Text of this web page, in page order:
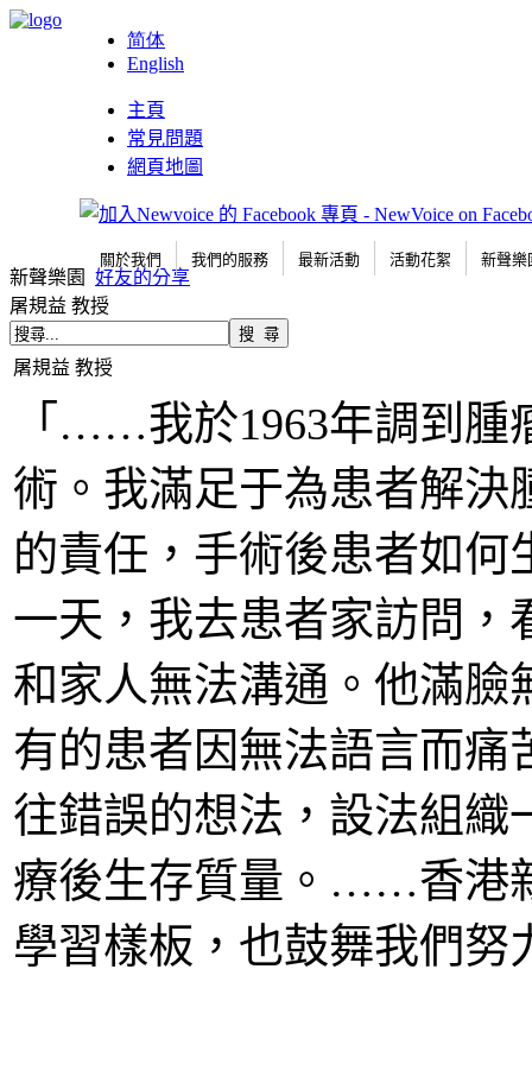
简体
English
主頁
常見問題
網頁地圖
關於我們 我們的服務 最新活動 活動花絮 新聲樂
新聲樂園
好友的分享
屠規益 教授
屠規益 教授
「……我於1963年調到腫
術。我滿足于為患者解決
的責任，手術後患者如
一天，我去患者家訪問，
和家人無法溝通。他滿臉
有的患者因無法語言而痛
往錯誤的想法，設法組織
療後生存質量。……香港
學習樣板，也鼓舞我們